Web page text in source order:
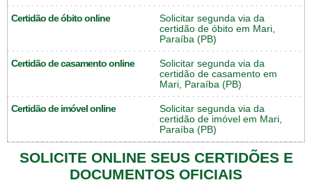
Certidão de óbito online
Solicitar segunda via da
certidão de óbito em Mari,
Paraíba (PB)
Certidão de casamento online
Solicitar segunda via da
certidão de casamento em
Mari, Paraíba (PB)
Certidão de imóvel online
Solicitar segunda via da
certidão de imóvel em Mari,
Paraíba (PB)
SOLICITE ONLINE SEUS CERTIDÕES E
DOCUMENTOS OFICIAIS